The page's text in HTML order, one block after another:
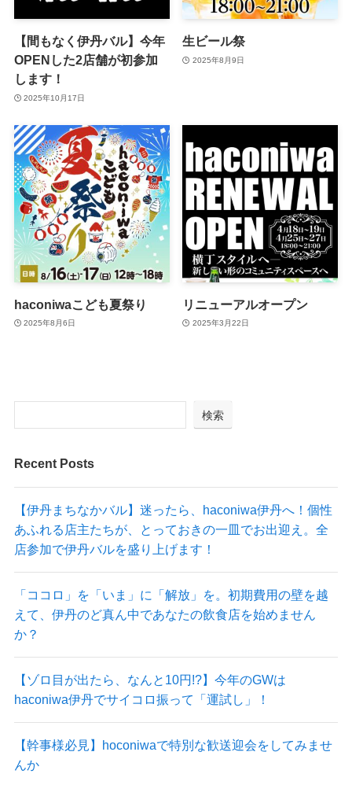
【間もなく伊丹バル】今年
OPENした2店舗が初参加
します！
2025年10月17日
生ビール祭
2025年8月9日
haconiwaこども夏祭り
2025年8月6日
リニューアルオープン
2025年3月22日
検索
Recent Posts
【伊丹まちなかバル】迷ったら、haconiwa伊丹へ！個性
あふれる店主たちが、とっておきの一皿でお出迎え。全
店参加で伊丹バルを盛り上げます！
「ココロ」を「いま」に「解放」を。初期費用の壁を越
えて、伊丹のど真ん中であなたの飲食店を始めません
か？
【ゾロ目が出たら、なんと10円!?】今年のGWは
haconiwa伊丹でサイコロ振って「運試し」！
【幹事様必見】hoconiwaで特別な歓送迎会をしてみませ
んか